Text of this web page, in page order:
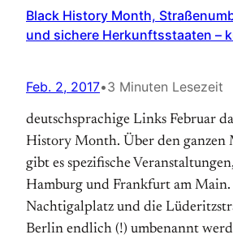
Black History Month,
und sichere Herkunftsstaaten –
Feb. 2, 2017•3 Minuten Lesezeit
deutschsprachige Links Februar
History Month. Über den ganzen
gibt es spezifische
Hamburg und Frankfurt am
Nachtigalplatz und die
Berlin endlich (!) umbenannt